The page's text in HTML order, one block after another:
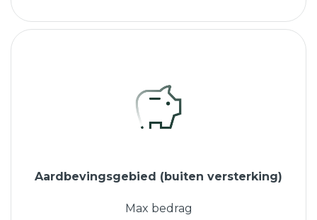
Aardbevingsgebied (buiten versterking)
Max bedrag